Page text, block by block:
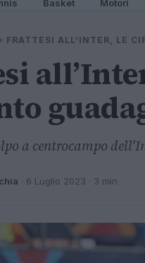
Basket Motori
FRATTESI ALL’INTER, LE
a centrocampo
· 6 Luglio 2023 · 3 min